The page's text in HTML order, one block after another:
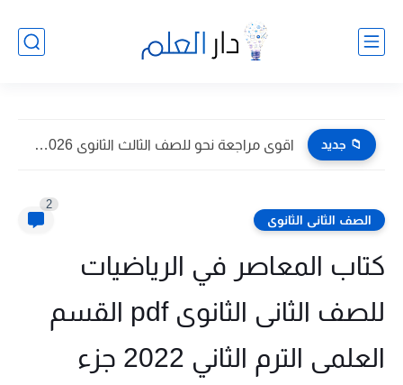
📁 جديد اقوى مراجعة نحو للصف الثالث الثانوى 2026 pdf اعداد توجيه...
الصف الثانى الثانوى
2
كتاب المعاصر في الرياضيات
للصف الثانى الثانوى pdf القسم
العلمى الترم الثاني 2022 جزء